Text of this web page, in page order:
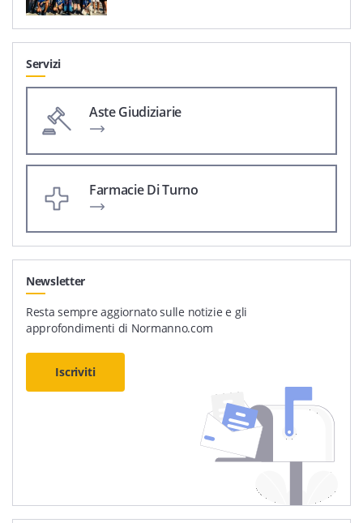
Servizi
Aste Giudiziarie
Farmacie Di Turno
Newsletter
Resta sempre aggiornato sulle notizie e gli
approfondimenti di Normanno.com
Iscriviti